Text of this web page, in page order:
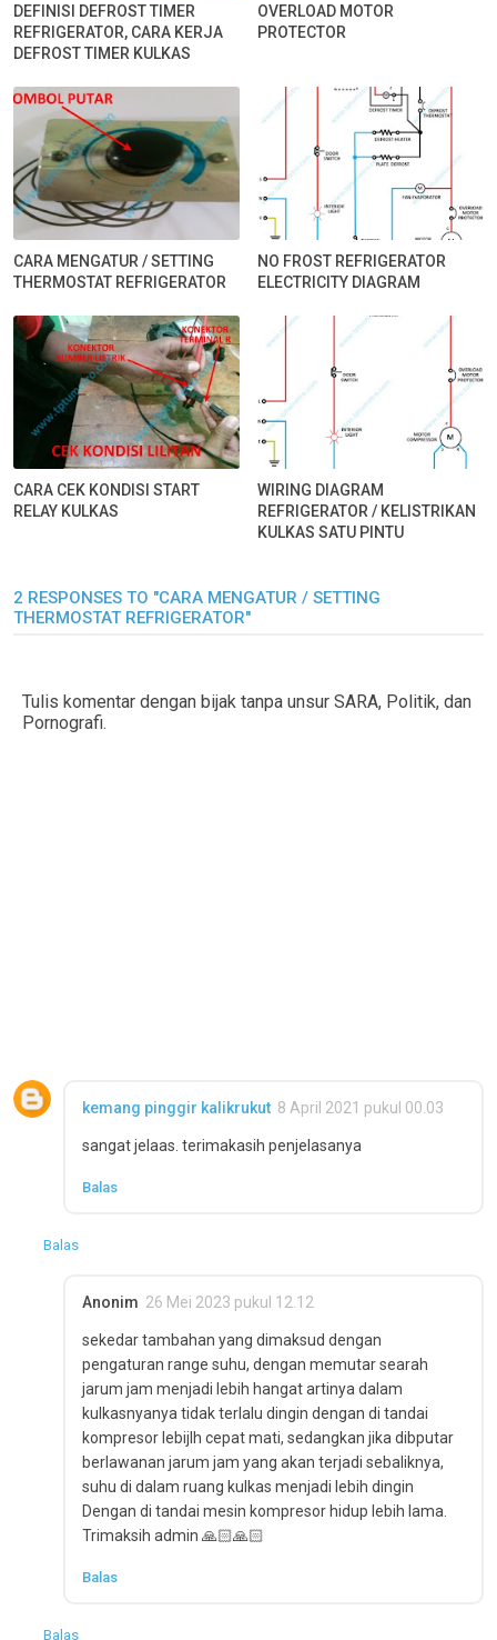
DEFINISI DEFROST TIMER
REFRIGERATOR, CARA KERJA
DEFROST TIMER KULKAS
OVERLOAD MOTOR
PROTECTOR
CARA MENGATUR / SETTING
THERMOSTAT REFRIGERATOR
NO FROST REFRIGERATOR
ELECTRICITY DIAGRAM
CARA CEK KONDISI START
RELAY KULKAS
WIRING DIAGRAM
REFRIGERATOR / KELISTRIKAN
KULKAS SATU PINTU
2 RESPONSES TO "CARA MENGATUR / SETTING
THERMOSTAT REFRIGERATOR"
Tulis komentar dengan bijak tanpa unsur SARA, Politik, dan
Pornografi.
kemang pinggir kalikrukut 8 April 2021 pukul 00.03
sangat jelaas. terimakasih penjelasanya
Balas
Balas
Anonim 26 Mei 2023 pukul 12.12
sekedar tambahan yang dimaksud dengan
pengaturan range suhu, dengan memutar searah
jarum jam menjadi lebih hangat artinya dalam
kulkasnyanya tidak terlalu dingin dengan di tandai
kompresor lebijlh cepat mati, sedangkan jika dibputar
berlawanan jarum jam yang akan terjadi sebaliknya,
suhu di dalam ruang kulkas menjadi lebih dingin
Dengan di tandai mesin kompresor hidup lebih lama.
Trimaksih admin 🙏🏻🙏🏻
Balas
Balas